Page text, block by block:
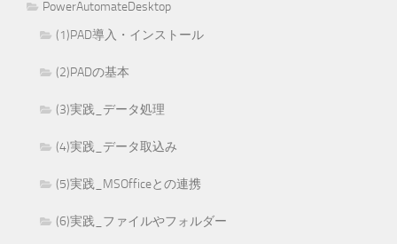
PowerAutomateDesktop
(1)PAD導入・インストール
(2)PADの基本
(3)実践_データ処理
(4)実践_データ取込み
(5)実践_MSOfficeとの連携
(6)実践_ファイルやフォルダー